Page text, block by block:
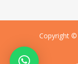
Copyright ©